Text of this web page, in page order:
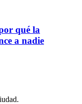
qué la
a nadie